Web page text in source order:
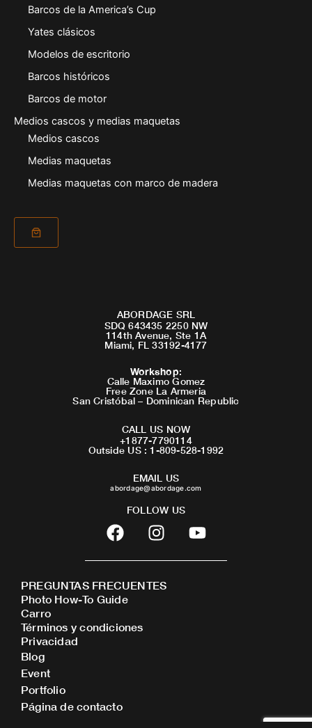
Barcos de la America’s Cup
Yates clásicos
Modelos de escritorio
Barcos históricos
Barcos de motor
Medios cascos y medias maquetas
Medios cascos
Medias maquetas
Medias maquetas con marco de madera
ABORDAGE SRL
SDQ 643435 2250 NW
114th Avenue, Ste 1A
Miami, FL 33192-4177
Workshop:
Calle Maximo Gomez
Free Zone La Armeria
San Cristóbal – Dominican Republic
CALL US NOW
+1877-7790114
Outside US : 1-809-528-1992
EMAIL US
abordage@abordage.com
FOLLOW US
F
a
c
b
o
o
I
n
s
a
Y
o
u
PREGUNTAS FRECUENTES
Photo How-To Guide
Carro
Términos y condiciones
Privacidad
Blog
Event
Portfolio
Página de contacto